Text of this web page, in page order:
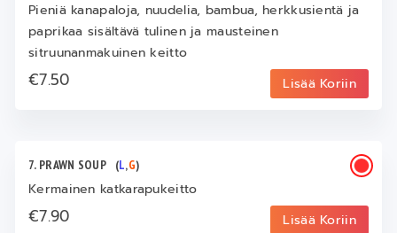
Pieniä kanapaloja, nuudelia, bambua, herkkusientä ja
paprikaa sisältävä tulinen ja mausteinen
sitruunanmakuinen keitto
€7.50 Lisää Koriin
7. PRAWN SOUP (L,G)
Kermainen katkarapukeitto
€7.90 Lisää Koriin